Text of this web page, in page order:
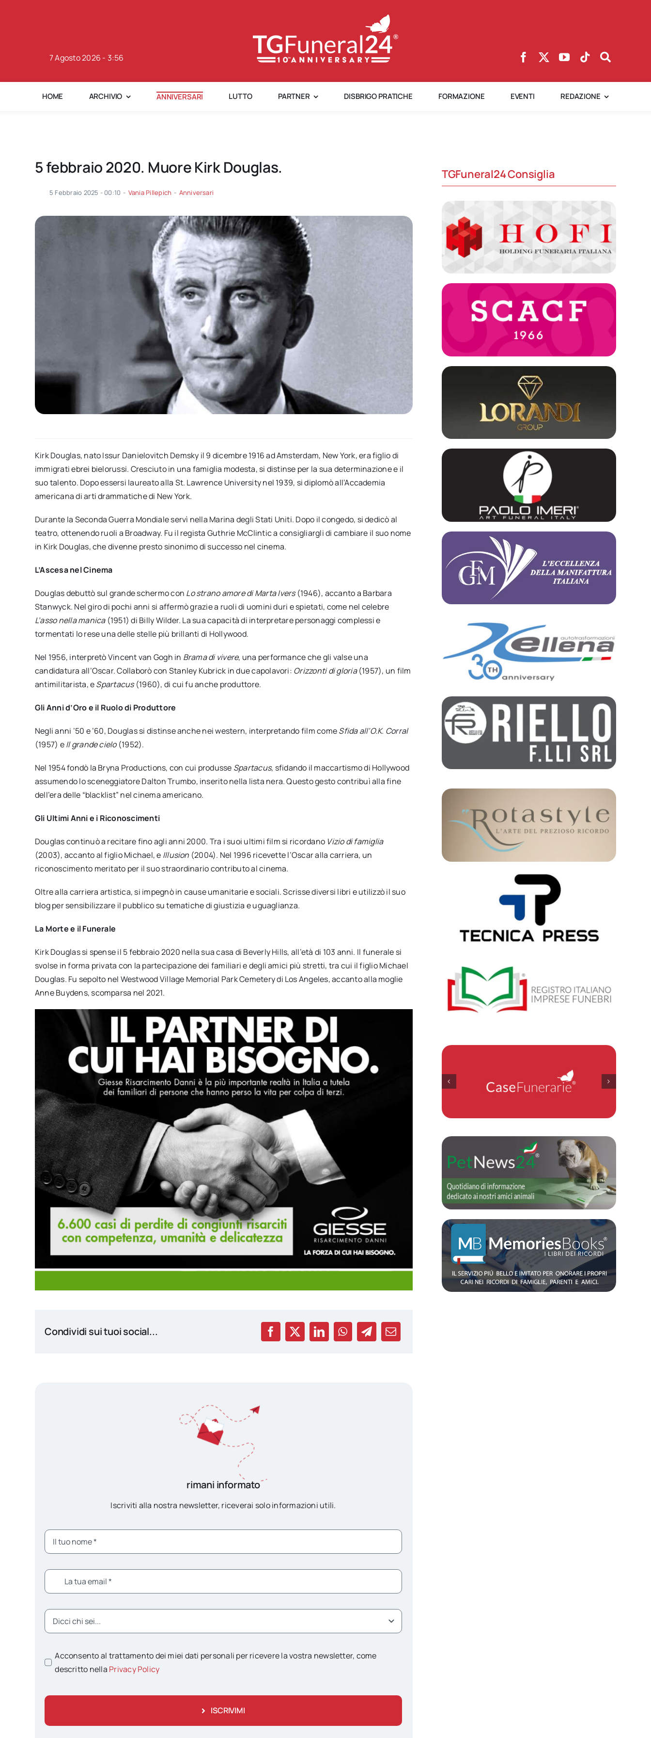
7 Agosto 2026 - 3:56
HOME ARCHIVIO ANNIVERSARI LUTTO PARTNER DISBRIGO PRATICHE FORMAZIONE EVENTI REDAZIONE
5 febbraio 2020. Muore Kirk Douglas.
5 Febbraio 2025 - 00:10 - Vania Pillepich - Anniversari
Kirk Douglas, nato Issur Danielovitch Demsky il 9 dicembre 1916 ad Amsterdam, New York, era figlio di
immigrati ebrei bielorussi. Cresciuto in una famiglia modesta, si distinse per la sua determinazione e il
suo talento. Dopo essersi laureato alla St. Lawrence University nel 1939, si diplomò all’Accademia
americana di arti drammatiche di New York.
Durante la Seconda Guerra Mondiale servì nella Marina degli Stati Uniti. Dopo il congedo, si dedicò al
teatro, ottenendo ruoli a Broadway. Fu il regista Guthrie McClintic a consigliargli di cambiare il suo nome
in Kirk Douglas, che divenne presto sinonimo di successo nel cinema.
L’Ascesa nel Cinema
Douglas debuttò sul grande schermo con Lo strano amore di Marta Ivers(1946), accanto a Barbara
Stanwyck. Nel giro di pochi anni si affermò grazie a ruoli di uomini duri e spietati, come nel celebre
L’asso nella manica(1951) di Billy Wilder. La sua capacità di interpretare personaggi complessi e
tormentati lo rese una delle stelle più brillanti di Hollywood.
Nel 1956, interpretò Vincent van Gogh in Brama di vivere, una performance che gli valse una
candidatura all’Oscar. Collaborò con Stanley Kubrick in due capolavori: Orizzonti di gloria(1957), un film
antimilitarista, eSpartacus(1960), di cui fu anche produttore.
Gli Anni d’Oro e il Ruolo di Produttore
Negli anni ’50 e ’60, Douglas si distinse anche nei western, interpretando film comeSfida all’O.K. Corral
(1957) eIl grande cielo(1952).
Nel 1954 fondò la Bryna Productions, con cui produsse Spartacus, sfidando il maccartismo di Hollywood
assumendo lo sceneggiatore Dalton Trumbo, inserito nella lista nera. Questo gesto contribuì alla fine
dell’era delle “blacklist” nel cinema americano.
Gli Ultimi Anni e i Riconoscimenti
Douglas continuò a recitare fino agli anni 2000. Tra i suoi ultimi film si ricordano Vizio di famiglia
(2003), accanto al figlio Michael, e Illusion (2004). Nel 1996 ricevette l’Oscar alla carriera, un
riconoscimento meritato per il suo straordinario contributo al cinema.
Oltre alla carriera artistica, si impegnò in cause umanitarie e sociali. Scrisse diversi libri e utilizzò il suo
blog per sensibilizzare il pubblico su tematiche di giustizia e uguaglianza.
La Morte e il Funerale
Kirk Douglas si spense il 5 febbraio 2020 nella sua casa di Beverly Hills, all’età di 103 anni. Il funerale si
svolse in forma privata con la partecipazione dei familiari e degli amici più stretti, tra cui il figlio Michael
Douglas. Fu sepolto nel Westwood Village Memorial Park Cemetery di Los Angeles, accanto alla moglie
Anne Buydens, scomparsa nel 2021.
Condividi sui tuoi social...
rimani informato
Iscriviti alla nostra newsletter, riceverai solo informazioni utili.
Acconsento al trattamento dei miei dati personali per ricevere la vostra newsletter, come
descritto nella Privacy Policy
ISCRIVIMI
TGFuneral24 Consiglia